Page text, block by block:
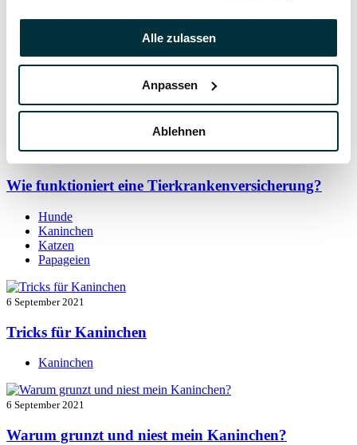
Alle zulassen
Anpassen
Ablehnen
Kaninchen beschäftigen: so bleibt der Alltag
Kaninchen
7 September 2021
Wie funktioniert eine Tierkrankenversicherung?
Hunde
Kaninchen
Katzen
Papageien
6 September 2021
Tricks für Kaninchen
Kaninchen
6 September 2021
Warum grunzt und niest mein Kaninchen?